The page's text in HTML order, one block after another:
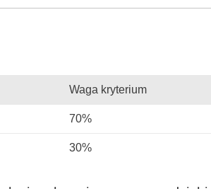
Waga kryterium
70%
30%